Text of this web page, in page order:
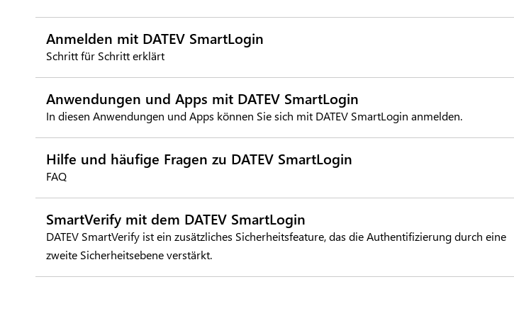
Anmelden mit DATEV SmartLogin
Schritt für Schritt erklärt
Anwendungen und Apps mit DATEV SmartLogin
In diesen Anwendungen und Apps können Sie sich mit DATEV SmartLogin anmelden.
Hilfe und häufige Fragen zu DATEV SmartLogin
FAQ
SmartVerify mit dem DATEV SmartLogin
DATEV SmartVerify ist ein zusätzliches Sicherheitsfeature, das die Authentifizierung durch eine
zweite Sicherheitsebene verstärkt.